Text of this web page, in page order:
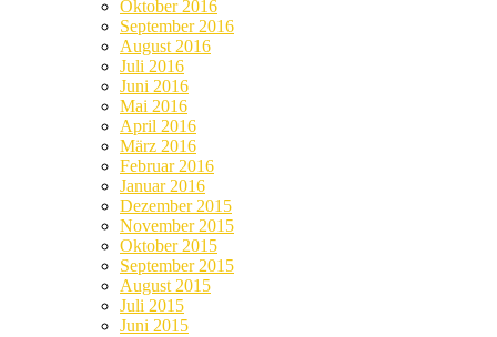
Oktober 2016
September 2016
August 2016
Juli 2016
Juni 2016
Mai 2016
April 2016
März 2016
Februar 2016
Januar 2016
Dezember 2015
November 2015
Oktober 2015
September 2015
August 2015
Juli 2015
Juni 2015